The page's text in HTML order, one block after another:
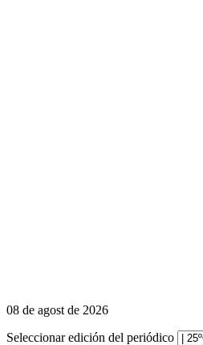
08 de agost de 2026
Seleccionar edición del periódico